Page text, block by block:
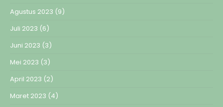
Agustus 2023 (9)
Juli 2023 (6)
Juni 2023 (3)
Mei 2023 (3)
April 2023 (2)
Maret 2023 (4)